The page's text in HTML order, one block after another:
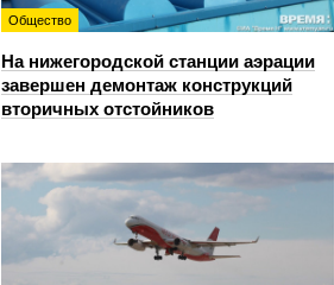
Общество
На нижегородской станции аэрации
завершен демонтаж конструкций
вторичных отстойников